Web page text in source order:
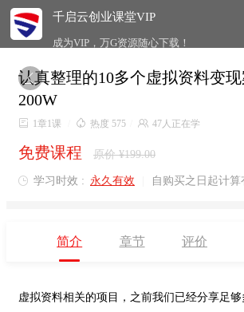
千启云创业课堂VIP
成为VIP，万G资源随心下载！

认真整理的10多个虚拟资料变
200W
 1章1课  热度 575  47人正在学
免费课程 原价 ¥199.00
 学习时效 : 永久有效 自购买之日起计算
简介 章节 评价
虚拟资料相关的项目，之前我们已经分享足够